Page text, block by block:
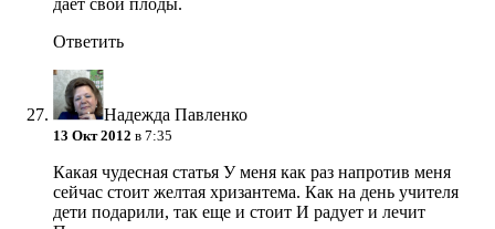
даёт свои плоды.
Ответить
Надежда Павленко
13 Окт 2012 в 7:35
Какая чудесная статья У меня как раз напротив меня
сейчас стоит желтая хризантема. Как на день учителя
дети подарили, так еще и стоит И радует и лечит